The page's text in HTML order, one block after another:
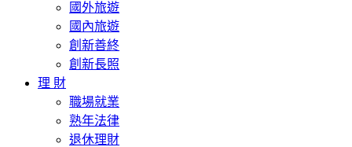
國外旅遊
國內旅遊
創新善終
創新長照
理 財
職場就業
熟年法律
退休理財